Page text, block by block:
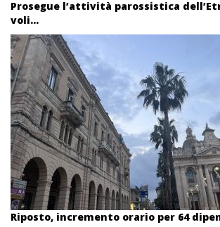
Prosegue l’attività parossistica
voli...
Riposto, incremento orario per 64